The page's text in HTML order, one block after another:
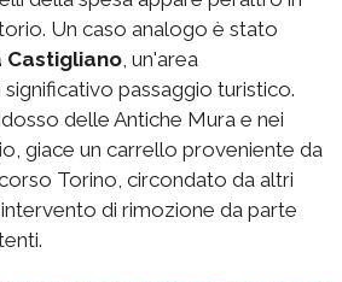
Un caso analogo è stato
Castigliano , un'area
passaggio turistico.
delle Antiche Mura e nei
giace un carrello proveniente da
Torino, circondato da altri
di rimozione da parte